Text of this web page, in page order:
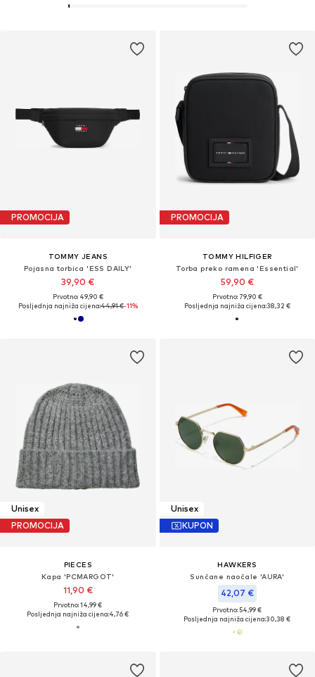
PROMOCIJA
TOMMY JEANS
Pojasna torbica 'ESS DAILY'
39,90 €
Prvotno: 49,90 €
Posljednja najniža cijena:44,91 €-11%
PROMOCIJA
TOMMY HILFIGER
Torba preko ramena 'Essential'
59,90 €
Prvotno: 79,90 €
Posljednja najniža cijena:38,32 €
Unisex
PROMOCIJA
PIECES
Kapa 'PCMARGOT'
11,90 €
Prvotno: 14,99 €
Posljednja najniža cijena:4,76 €
Unisex
KUPON
HAWKERS
Sunčane naočale 'AURA'
42,07 €
Prvotno: 54,99 €
Posljednja najniža cijena:30,38 €